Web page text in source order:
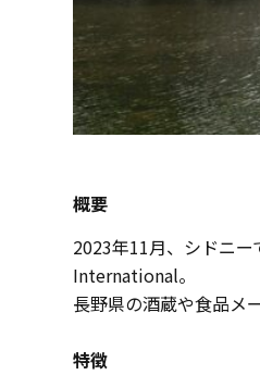
概要
2023年11月、シドニ
International。
長野県の酒蔵や食品メ
特徴